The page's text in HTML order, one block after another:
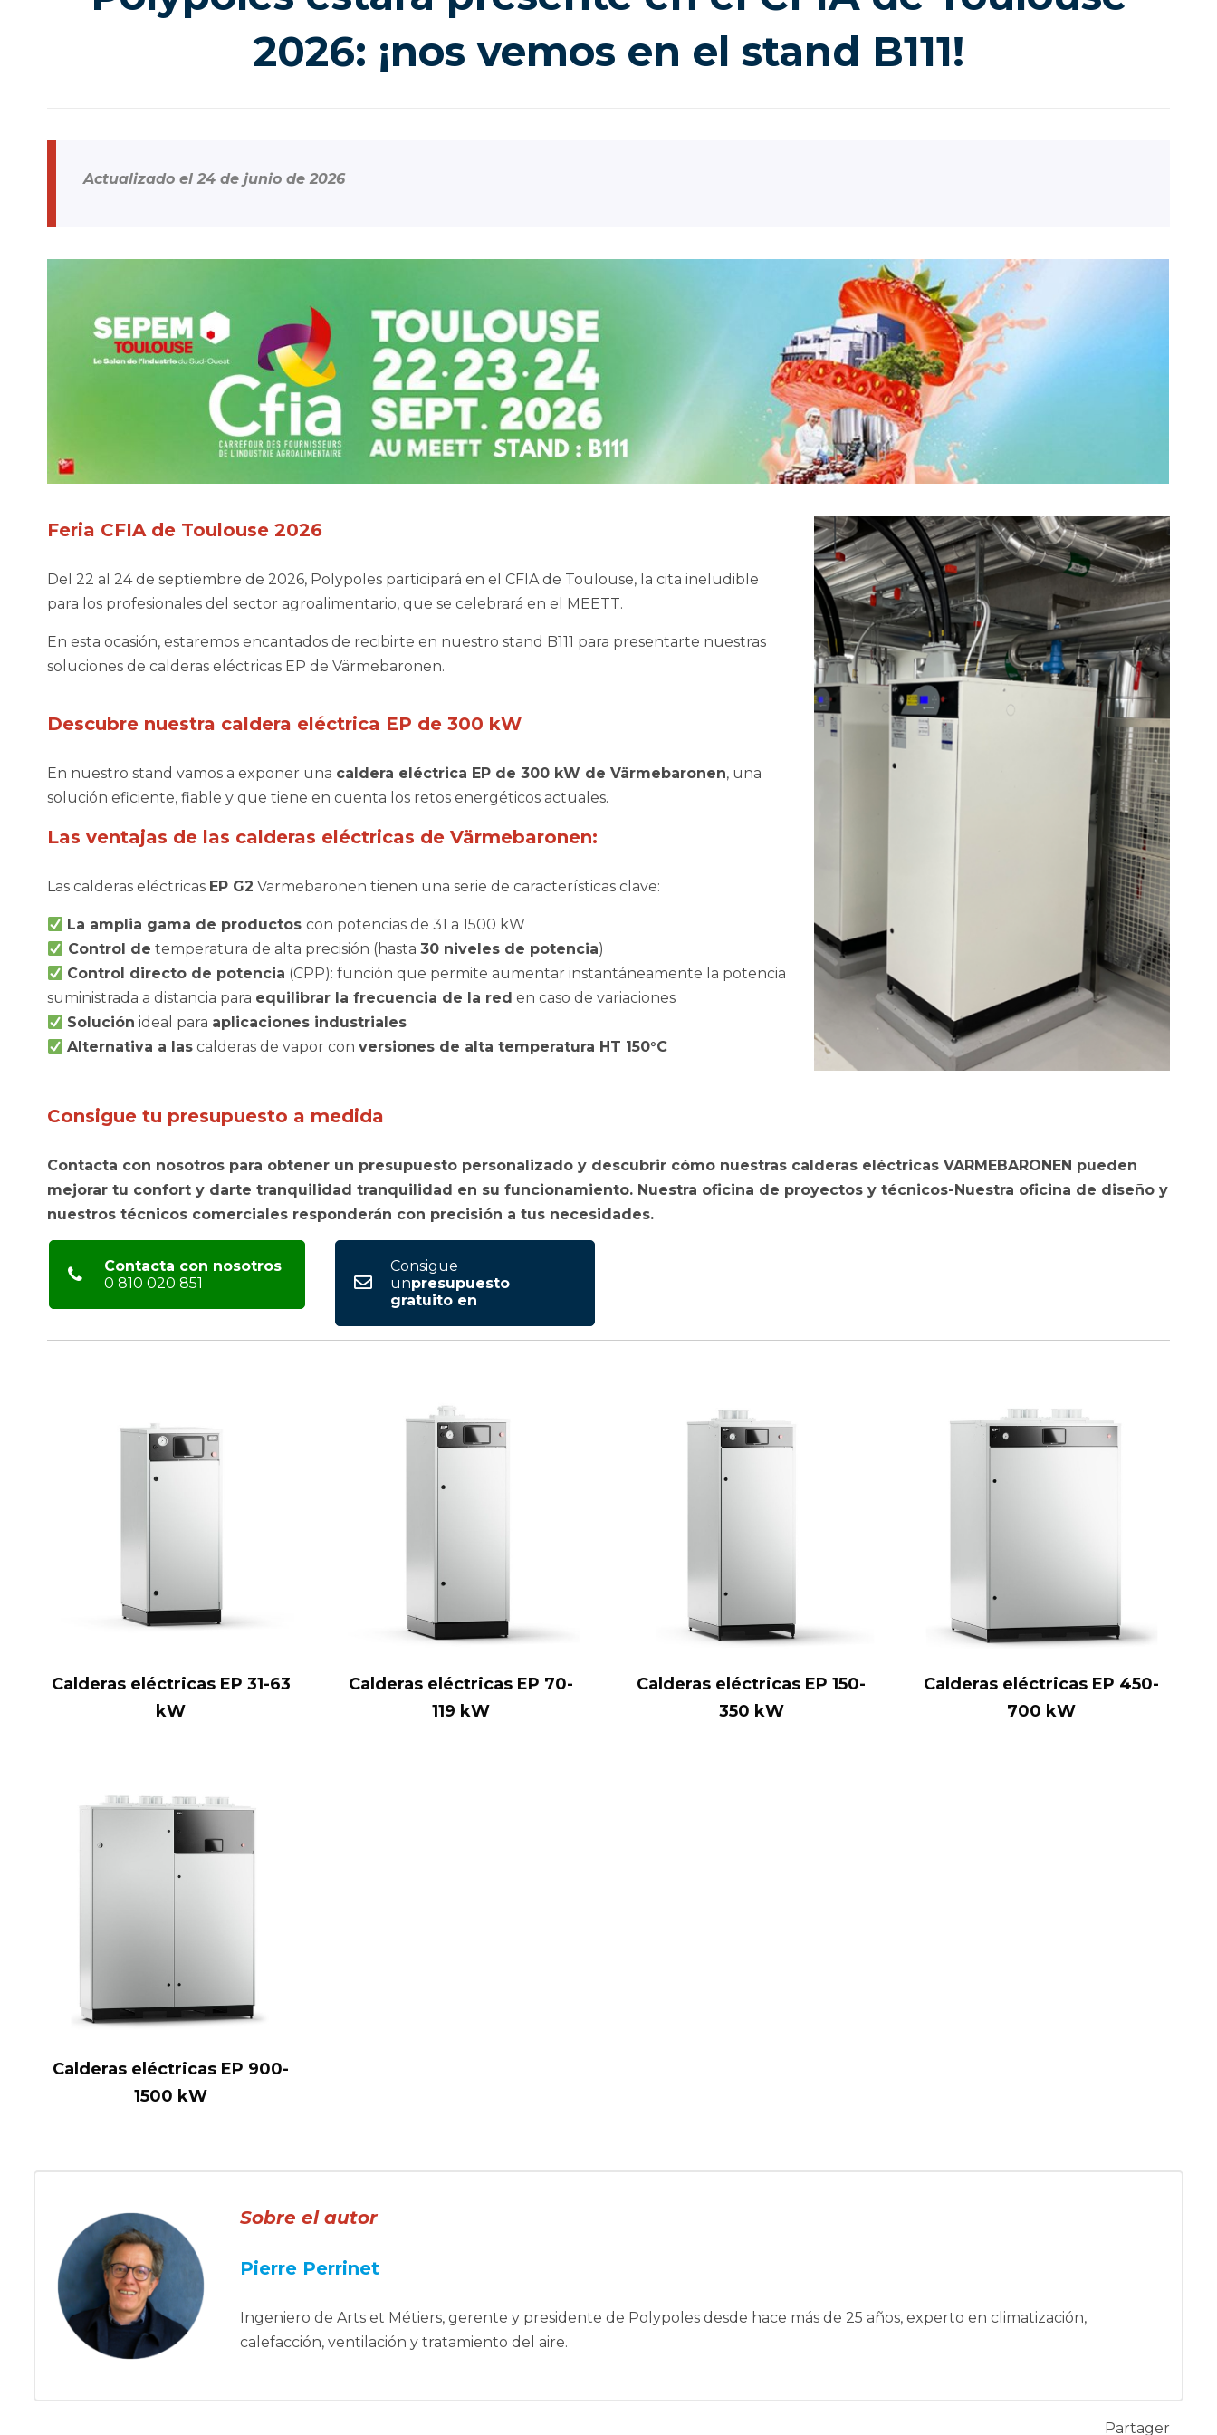
2026: ¡nos vemos en el stand B111!
Actualizado el 24 de junio de 2026
Feria CFIA de Toulouse 2026
Del 22 al 24 de septiembre de 2026, Polypoles participará en el CFIA de Toulouse, la cita ineludible
para los profesionales del sector agroalimentario, que se celebrará en el MEETT.
En esta ocasión, estaremos encantados de recibirte en nuestro stand B111 para presentarte nuestras
soluciones de calderas eléctricas EP de Värmebaronen.
Descubre nuestra caldera eléctrica EP de 300 kW
En nuestro stand vamos a exponer una caldera eléctrica EP de 300 kW de Värmebaronen, una
solución eficiente, fiable y que tiene en cuenta los retos energéticos actuales.
Las ventajas de las calderas eléctricas de Värmebaronen:
Las calderas eléctricas EP G2 Värmebaronen tienen una serie de características clave:
La amplia gama de productoscon potencias de 31 a 1500 kW
Control de temperatura de alta precisión (hasta30 niveles de potencia)
Control directo de potencia (CPP): función que permite aumentar instantáneamente la potencia
suministrada a distancia para equilibrar la frecuencia de la red en caso de variaciones
Solución ideal para aplicaciones industriales
Alternativa a las calderas de vapor conversiones de alta temperatura HT 150°C
Consigue tu presupuesto a medida
Contacta con nosotros para obtener un presupuesto personalizado y descubrir cómo nuestras calderas eléctricas VARMEBARONEN pueden
mejorar tu confort y darte tranquilidad tranquilidad en su funcionamiento. Nuestra oficina de proyectos y técnicos-Nuestra oficina de diseño y
nuestros técnicos comerciales responderán con precisión a tus necesidades.
Contacta con nosotros
0 810 020 851
Consigue
unpresupuesto
gratuito en
Calderas eléctricas EP 31-63
kW
Calderas eléctricas EP 70-
119 kW
Calderas eléctricas EP 150-
350 kW
Calderas eléctricas EP 450-
700 kW
Calderas eléctricas EP 900-
1500 kW
Sobre el autor
Pierre Perrinet
Ingeniero de Arts et Métiers, gerente y presidente de Polypoles desde hace más de 25 años, experto en climatización,
calefacción, ventilación y tratamiento del aire.
Partager